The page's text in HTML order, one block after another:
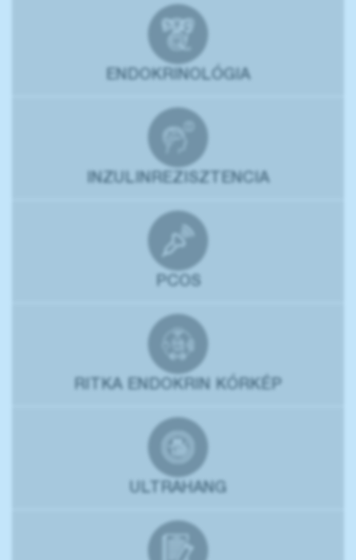
ENDOKRINOLÓGIA
INZULINREZISZTENCIA
PCOS
RITKA ENDOKRIN KÓRKÉP
ULTRAHANG